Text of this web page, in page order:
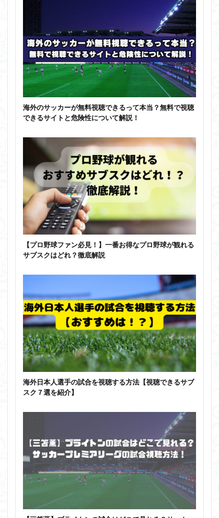
海外のサッカーが無料視聴できるって本当？無料で視聴
できるサイトと危険性について解説！
【プロ野球ファン必見！】一番お得なプロ野球が観れる
サブスクはどれ？徹底解説
海外日本人選手の試合を視聴する方法【視聴できるサブ
スク７選を紹介】